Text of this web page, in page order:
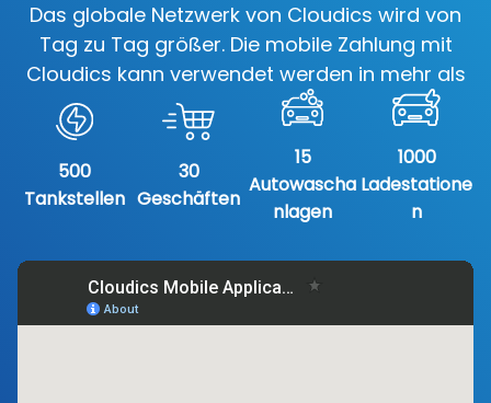
Das globale Netzwerk von Cloudics wird von
Tag zu Tag größer. Die mobile Zahlung mit
Cloudics kann verwendet werden in mehr als
500
Tankstellen
30
Geschäften
15
Autowascha
nlagen
1000
Ladestatione
n